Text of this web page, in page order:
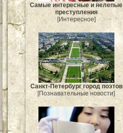
Самые интересные и нелепые
преступления
[Интересное]
Санкт-Петербург город поэтов
[Познавательные новости]